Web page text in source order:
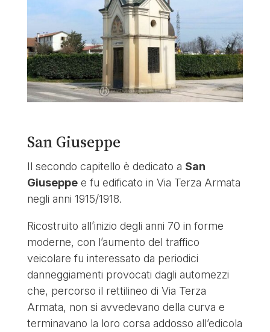
San Giuseppe
Il secondo capitello è dedicato a San
Giuseppee fu edificato in Via Terza Armata
negli anni 1915/1918.
Ricostruito all’inizio degli anni 70 in forme
moderne, con l’aumento del traffico
veicolare fu interessato da periodici
danneggiamenti provocati dagli automezzi
che, percorso il rettilineo di Via Terza
Armata, non si avvedevano della curva e
terminavano la loro corsa addosso all’edicola